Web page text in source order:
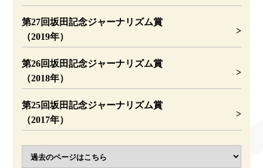
った。生き延びたようだった。
第27回坂田記念ジャーナリズム賞
（2019年）
第26回坂田記念ジャーナリズム賞
（2018年）
第25回坂田記念ジャーナリズム賞
（2017年）